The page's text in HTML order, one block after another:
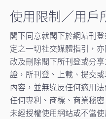
使用限制／用戶
閣下同意就閣下於網站刊
定之一切社交媒體指引，
改及刪除閣下所刊登或分
證，所刊登、上載、提交
內容，並無違反任何適用
任何專利、商標、商業秘
未經授權使用網站或不當